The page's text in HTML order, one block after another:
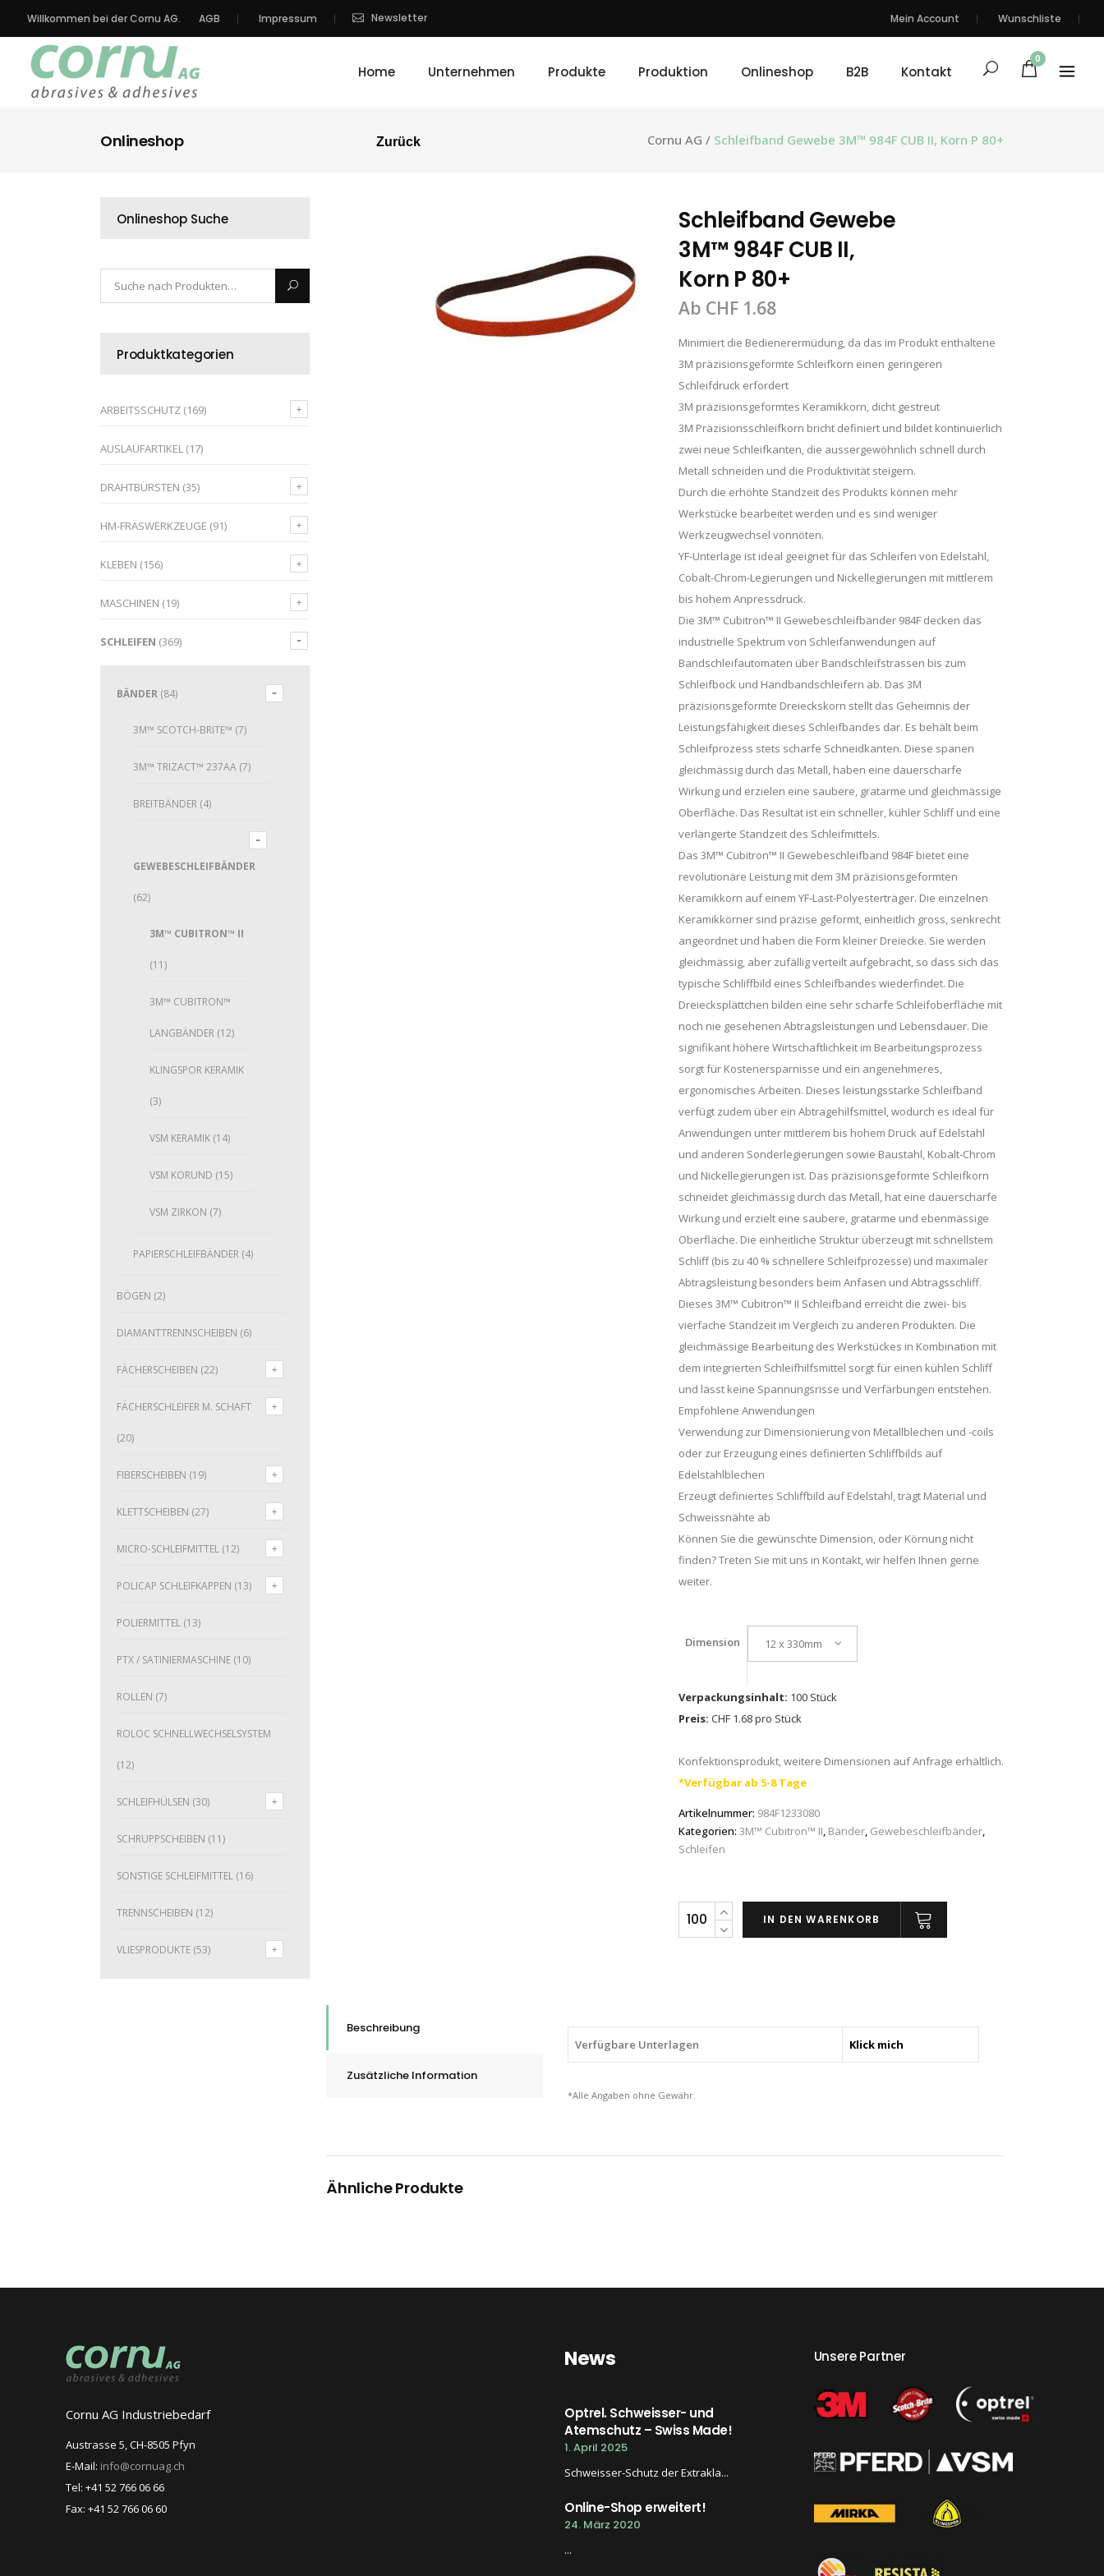
Willkommen bei der Cornu AG. AGB Impressum Newsletter Mein Account Wunschliste
Home Unternehmen Produkte Produktion Onlineshop B2B Kontakt
0
Onlineshop Cornu AG / Schleifband Gewebe 3M™ 984F CUB II, Korn P 80+
Zurück
Onlineshop Suche
Produktkategorien
ARBEITSSCHUTZ (169)
AUSLAUFARTIKEL (17)
DRAHTBÜRSTEN (35)
HM-FRÄSWERKZEUGE (91)
KLEBEN (156)
MASCHINEN (19)
SCHLEIFEN (369)
BÄNDER (84)
3M™ SCOTCH-BRITE™ (7)
3M™ TRIZACT™ 237AA (7)
BREITBÄNDER (4)
GEWEBESCHLEIFBÄNDER
(62)
3M™ CUBITRON™ II
(11)
3M™ CUBITRON™
LANGBÄNDER (12)
KLINGSPOR KERAMIK
(3)
VSM KERAMIK (14)
VSM KORUND (15)
VSM ZIRKON (7)
PAPIERSCHLEIFBÄNDER (4)
BÖGEN (2)
DIAMANTTRENNSCHEIBEN (6)
FÄCHERSCHEIBEN (22)
FÄCHERSCHLEIFER M. SCHAFT
(20)
FIBERSCHEIBEN (19)
KLETTSCHEIBEN (27)
MICRO-SCHLEIFMITTEL (12)
POLICAP SCHLEIFKAPPEN (13)
POLIERMITTEL (13)
PTX / SATINIERMASCHINE (10)
ROLLEN (7)
ROLOC SCHNELLWECHSELSYSTEM
(12)
SCHLEIFHÜLSEN (30)
SCHRUPPSCHEIBEN (11)
SONSTIGE SCHLEIFMITTEL (16)
TRENNSCHEIBEN (12)
VLIESPRODUKTE (53)
Schleifband Gewebe
3M™ 984F CUB II,
Korn P 80+
Ab CHF 1.68
Minimiert die Bedienerermüdung, da das im Produkt enthaltene
3M präzisionsgeformte Schleifkorn einen geringeren
Schleifdruck erfordert
3M präzisionsgeformtes Keramikkorn, dicht gestreut
3M Präzisionsschleifkorn bricht definiert und bildet kontinuierlich
zwei neue Schleifkanten, die aussergewöhnlich schnell durch
Metall schneiden und die Produktivität steigern.
Durch die erhöhte Standzeit des Produkts können mehr
Werkstücke bearbeitet werden und es sind weniger
Werkzeugwechsel vonnöten.
YF-Unterlage ist ideal geeignet für das Schleifen von Edelstahl,
Cobalt-Chrom-Legierungen und Nickellegierungen mit mittlerem
bis hohem Anpressdruck.
Die 3M™ Cubitron™ II Gewebeschleifbänder 984F decken das
industrielle Spektrum von Schleifanwendungen auf
Bandschleifautomaten über Bandschleifstrassen bis zum
Schleifbock und Handbandschleifern ab. Das 3M
präzisionsgeformte Dreieckskorn stellt das Geheimnis der
Leistungsfähigkeit dieses Schleifbandes dar. Es behält beim
Schleifprozess stets scharfe Schneidkanten. Diese spanen
gleichmässig durch das Metall, haben eine dauerscharfe
Wirkung und erzielen eine saubere, gratarme und gleichmässige
Oberfläche. Das Resultat ist ein schneller, kühler Schliff und eine
verlängerte Standzeit des Schleifmittels.
Das 3M™ Cubitron™ II Gewebeschleifband 984F bietet eine
revolutionäre Leistung mit dem 3M präzisionsgeformten
Keramikkorn auf einem YF-Last-Polyesterträger. Die einzelnen
Keramikkörner sind präzise geformt, einheitlich gross, senkrecht
angeordnet und haben die Form kleiner Dreiecke. Sie werden
gleichmässig, aber zufällig verteilt aufgebracht, so dass sich das
typische Schliffbild eines Schleifbandes wiederfindet. Die
Dreiecksplättchen bilden eine sehr scharfe Schleifoberfläche mit
noch nie gesehenen Abtragsleistungen und Lebensdauer. Die
signifikant höhere Wirtschaftlichkeit im Bearbeitungsprozess
sorgt für Kostenersparnisse und ein angenehmeres,
ergonomisches Arbeiten. Dieses leistungsstarke Schleifband
verfügt zudem über ein Abtragehilfsmittel, wodurch es ideal für
Anwendungen unter mittlerem bis hohem Druck auf Edelstahl
und anderen Sonderlegierungen sowie Baustahl, Kobalt-Chrom
und Nickellegierungen ist. Das präzisionsgeformte Schleifkorn
schneidet gleichmässig durch das Metall, hat eine dauerscharfe
Wirkung und erzielt eine saubere, gratarme und ebenmässige
Oberfläche. Die einheitliche Struktur überzeugt mit schnellstem
Schliff (bis zu 40 % schnellere Schleifprozesse) und maximaler
Abtragsleistung besonders beim Anfasen und Abtragsschliff.
Dieses 3M™ Cubitron™ II Schleifband erreicht die zwei- bis
vierfache Standzeit im Vergleich zu anderen Produkten. Die
gleichmässige Bearbeitung des Werkstückes in Kombination mit
dem integrierten Schleifhilfsmittel sorgt für einen kühlen Schliff
und lässt keine Spannungsrisse und Verfärbungen entstehen.
Empfohlene Anwendungen
Verwendung zur Dimensionierung von Metallblechen und -coils
oder zur Erzeugung eines definierten Schliffbilds auf
Edelstahlblechen
Erzeugt definiertes Schliffbild auf Edelstahl, trägt Material und
Schweissnähte ab
Können Sie die gewünschte Dimension, oder Körnung nicht
finden? Treten Sie mit uns in Kontakt, wir helfen Ihnen gerne
weiter.
Dimension 12 x 330mm
Verpackungsinhalt: 100 Stück
Preis: CHF 1.68 pro Stück
Konfektionsprodukt, weitere Dimensionen auf Anfrage erhältlich.
*Verfügbar ab 5-8 Tage
Artikelnummer: 984F1233080
Kategorien: 3M™ Cubitron™ II, Bänder, Gewebeschleifbänder,
Schleifen
Schleifband
Korn
P
quantity
IN DEN WARENKORB
Beschreibung
Zusätzliche Information
Verfügbare Unterlagen Klick mich
*Alle Angaben ohne Gewähr.
Ähnliche Produkte
Cornu AG Industriebedarf
Austrasse 5, CH-8505 Pfyn
E-Mail: info@cornuag.ch
Tel: +41 52 766 06 66
Fax: +41 52 766 06 60
News
Optrel. Schweisser- und
Atemschutz – Swiss Made!
1. April 2025
Schweisser-Schutz der Extrakla...
Online-Shop erweitert!
24. März 2020
...
Unsere Partner